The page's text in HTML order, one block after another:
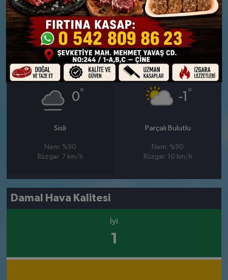
Yağış Olasılığı: %89
Kar Olasılığı: %22
Yağış Olasılığı: %83
Kar Olasılığı: %25
28 MART
CUMARTESI
0°
Sisli
Nem: %90
Rüzgar: 7 km/h
29 MART
PAZAR
-1 °
Parçalı Bulutlu
Nem: %90
Rüzgar: 10 km/h
Damal Hava Kalitesi
İyi
1